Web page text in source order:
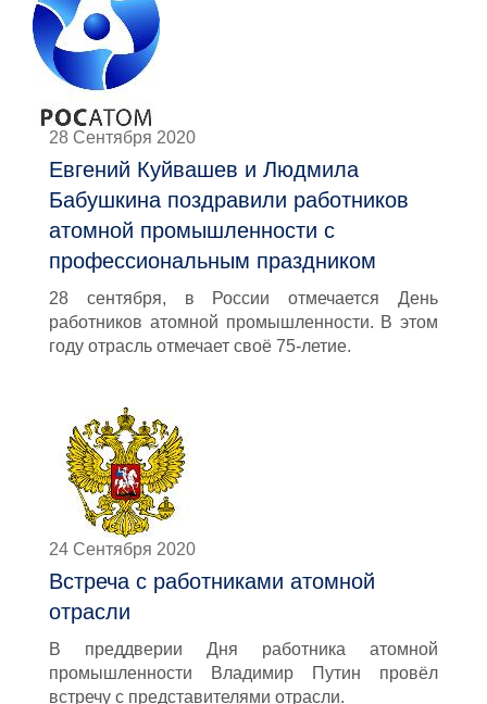
28 Сентября 2020
Евгений Куйвашев и Людмила
Бабушкина поздравили работников
атомной промышленности с
профессиональным праздником
28 сентября, в России отмечается День
работников атомной промышленности. В этом
году отрасль отмечает своё 75-летие.
24 Сентября 2020
Встреча с работниками атомной
отрасли
В преддверии Дня работника атомной
промышленности Владимир Путин провёл
встречу с представителями отрасли.